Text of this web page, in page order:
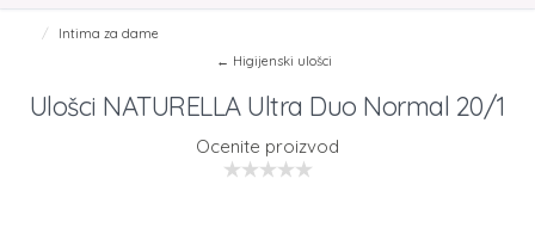
Intima za dame
← Higijenski ulošci
Ulošci NATURELLA Ultra Duo Normal 20/1
Ocenite proizvod